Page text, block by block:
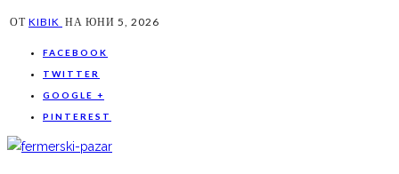
ОТ KIBIK НА ЮНИ 5, 2026
FACEBOOK
TWITTER
GOOGLE +
PINTEREST